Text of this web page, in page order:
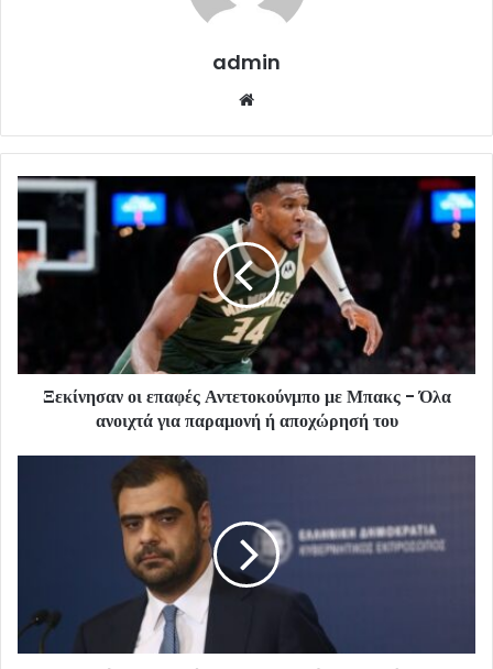
admin
Ξεκίνησαν οι επαφές Αντετοκούνμπο με Μπακς - Όλα
ανοιχτά για παραμονή ή αποχώρησή του